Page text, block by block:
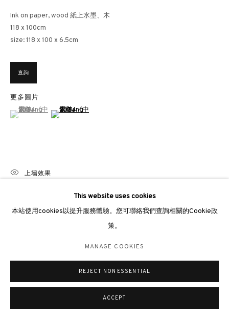
香港雲咸街44號雲咸商業中心26樓
週一至週五 11am – 7pm（公眾假期除外）
+852 2153 3812
倫敦女王道137號懷特利地下3號舖W2 4DB
週二至週日 11 - 7pm
This website uses cookies
本站使用cookies以提升服務體驗。您可聯絡我們查詢相關的Cookie政
策。
MANAGE COOKIES
REJECT NON ESSENTIAL
ACCEPT
Ink on paper, wood 紙上水墨、木
118 x 100cm
size: 118 x 100 x 6.5cm
查詢
更多圖片
(View a larger image of thumbnail 1 )
, currently selected.
, currently selected.
, currently selected.(View a larger image of thumbnail 2 )
上墻效果
分享